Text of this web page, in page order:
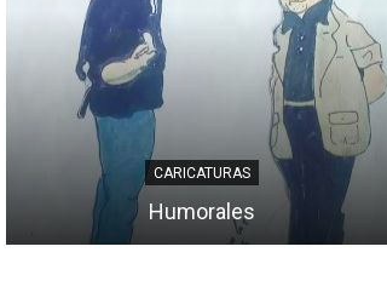
CARICATURAS
Humorales